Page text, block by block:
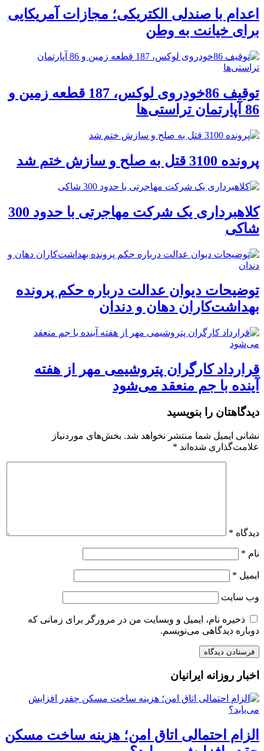
اعدام با صندلی الکتریکی؛ مجازات آمریکایی
برای خیانت به وطن
توقیف 86خودروی لوکس، 187 قطعه زمین و
86 آپارتمان تراستی‌ها
پرونده 3100 قتل به صلح و سازش ختم شد
کلاهبرداری یک شرکت مهاجرتی با حدود 300
شاکی
توضیحات دیوان عدالت درباره حکم پرونده
بهداشت‌کاران دهان و دندان
قرارداد کارگران پتروشیمی مهر از هفته
آینده با جم منعقد می‌شود
دیدگاهتان را بنویسید
نشانی ایمیل شما منتشر نخواهد شد. بخش‌های موردنیاز
علامت‌گذاری شده‌اند *
دیدگاه *
نام *
ایمیل *
وب‌ سایت
ذخیره نام، ایمیل و وبسایت من در مرورگر برای زمانی که
دوباره دیدگاهی می‌نویسم.
اخبار روزانه ایرانیان
الزام احتمالی اتاق امن؛ هزینه ساخت مسکن